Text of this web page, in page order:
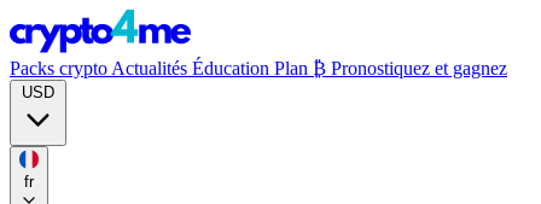
Packs crypto Actualités Éducation Plan ₿ Pronostiquez et gagnez
fr